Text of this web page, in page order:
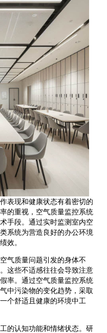
表现和健康状态有着密切的
的重视，空气质量监控系统
手段。通过实时监测室内空
系统为营造良好的办公环境
效。
气质量问题引发的身体不
这些不适感往往会导致注意
率。通过空气质量监控系统
中污染物的变化趋势，采取
个舒适且健康的环境中工
的认知功能和情绪状态。研